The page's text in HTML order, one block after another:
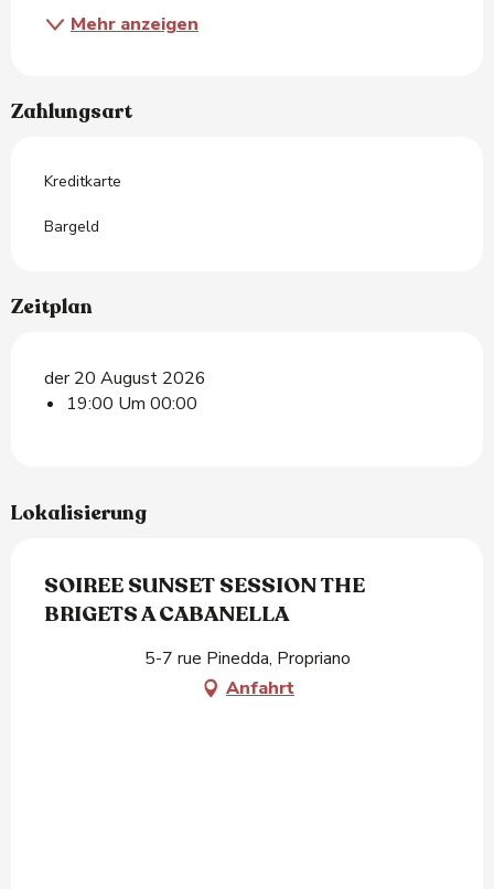
Mehr anzeigen
Zahlungsart
Kreditkarte
Bargeld
Zeitplan
der 20 August 2026
19:00 Um 00:00
Lokalisierung
SOIREE SUNSET SESSION THE
BRIGETS A CABANELLA
5-7 rue Pinedda, Propriano
Anfahrt